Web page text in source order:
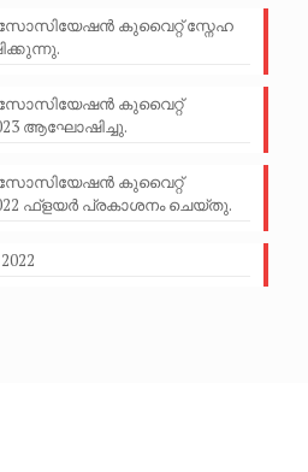
കുവൈറ്റ് സ്നേഹ
കുവൈറ്റ്
ആഘോഷിച്ചു.
കുവൈറ്റ്
ഫ്ളയർ പ്രകാശനം ചെയ്തു.